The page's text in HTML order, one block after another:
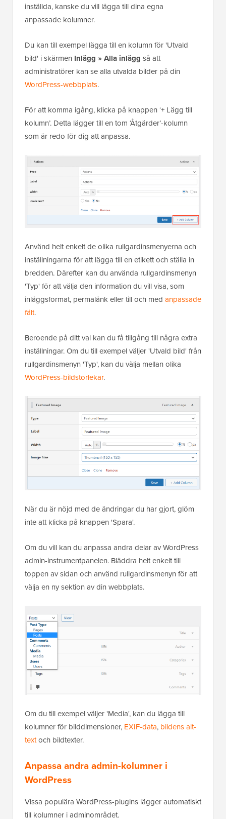
inställda, kanske du vill lägga till dina egna
anpassade kolumner.
Du kan till exempel lägga till en kolumn för 'Utvald
bild' i skärmen Inlägg »Alla inlägg så att
administratörer kan se alla utvalda bilder på din
WordPress-webbplats.
För att komma igång, klicka på knappen ‘+ Lägg till
kolumn’. Detta lägger till en tom ‘Åtgärder’-kolumn
som är redo för dig att anpassa.
Använd helt enkelt de olika rullgardinsmenyerna och
inställningarna för att lägga till en etikett och ställa in
bredden. Därefter kan du använda rullgardinsmenyn
'Typ' för att välja den information du vill visa, som
inläggsformat, permalänk eller till och med anpassade
fält.
Beroende på ditt val kan du få tillgång till några extra
inställningar. Om du till exempel väljer 'Utvald bild' från
rullgardinsmenyn 'Typ', kan du välja mellan olika
WordPress-bildstorlekar.
När du är nöjd med de ändringar du har gjort, glöm
inte att klicka på knappen 'Spara'.
Om du vill kan du anpassa andra delar av WordPress
admin-instrumentpanelen. Bläddra helt enkelt till
toppen av sidan och använd rullgardinsmenyn för att
välja en ny sektion av din webbplats.
Om du till exempel väljer 'Media', kan du lägga till
kolumner för bilddimensioner, EXIF-data, bildens alt-
textoch bildtexter.
Anpassa andra admin-kolumner i
WordPress
Vissa populära WordPress-plugins lägger automatiskt
till kolumner i adminområdet.